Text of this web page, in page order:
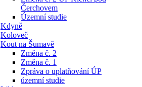
Čerchovem
Územní studie
Kdyně
Koloveč
Kout na Šumavě
Změna č. 2
Změna č. 1
Zpráva o uplatňování ÚP
územní studie